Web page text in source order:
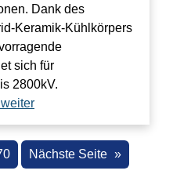
Dank des
Keramik-Kühlkörpers
sich für
2800kV.
Nächste Seite »